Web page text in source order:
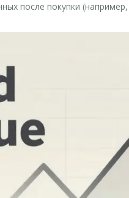
после покупки